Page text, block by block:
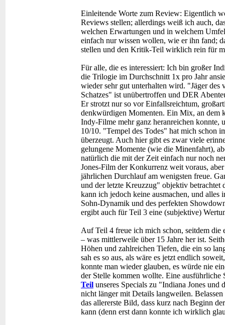
Einleitende Worte zum Review: Eigentlich
Reviews stellen; allerdings weiß ich auch,
welchen Erwartungen und in welchem
einfach nur wissen wollen, wie er ihn fand;
stellen und den Kritik-Teil wirklich rein für
Für alle, die es interessiert: Ich bin großer
die Trilogie im Durchschnitt 1x pro Jahr
wieder sehr gut unterhalten wird. "Jäger des
Schatzes" ist unübertroffen und DER
Er strotzt nur so vor Einfallsreichtum,
denkwürdigen Momenten. Ein Mix, an dem
Indy-Filme mehr ganz heranreichen konnte,
10/10. "Tempel des Todes" hat mich schon
überzeugt. Auch hier gibt es zwar viele
gelungene Momente (wie die Minenfahrt),
natürlich die mit der Zeit einfach nur noch
Jones-Film der Konkurrenz weit voraus,
jährlichen Durchlauf am wenigsten freue.
und der letzte Kreuzzug" objektiv betrachtet
kann ich jedoch keine ausmachen, und
Sohn-Dynamik und des perfekten
ergibt auch für Teil 3 eine (subjektive)
Auf Teil 4 freue ich mich schon, seitdem die
– was mittlerweile über 15 Jahre her ist.
Höhen und zahlreichen Tiefen, die ein so
sah es so aus, als wäre es jetzt endlich
konnte man wieder glauben, es würde nie
der Stelle kommen wollte. Eine ausführliche
Teil unseres Specials zu "Indiana Jones
nicht länger mit Details langweilen.
das allererste Bild, dass kurz nach Beginn
kann (denn erst dann konnte ich wirklich